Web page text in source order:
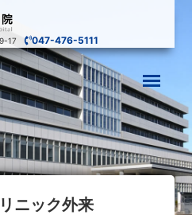
9-17 047-476-5111
ニック外来